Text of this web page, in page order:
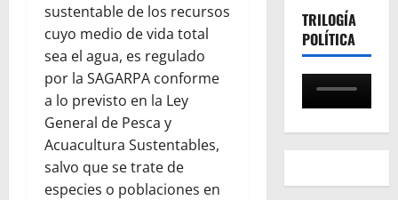
sustentable de los recursos
cuyo medio de vida total
sea el agua, es regulado
por la SAGARPA conforme
a lo previsto en la Ley
General de Pesca y
Acuacultura Sustentables,
salvo que se trate de
especies o poblaciones en
TRILOGÍA
POLÍTICA